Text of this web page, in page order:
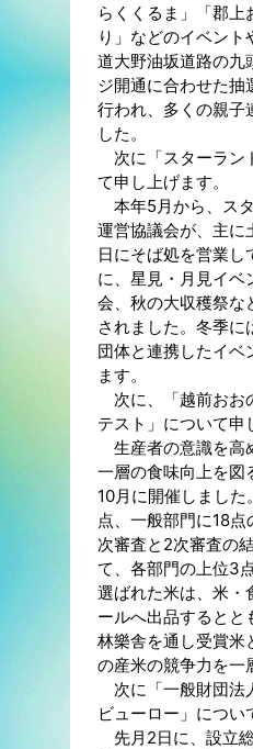
らくくるま」「郡
り」などのイベン
道大野油坂道路の九
ジ開通に合わせた抽
行われ、多くの親子
した。
次に「スターラン
て申し上げます。
本年5月から、ス
運営協議会が、主に
日にそば処を営業
に、星見・月見イベ
会、秋の大収穫祭な
されました。冬季
団体と連携したイベ
ます。
次に、「越前おお
テスト」について申
生産者の意識を高
一層の食味向上を図
10月に開催しまし
点、一般部門に18点
次審査と2次審査の
て、各部門の上位3
選ばれた米は、米・
ールへ出品するとと
林樂舎を通し受賞米
の産米の競争力を一
次に「一般財団
ビューロー」につい
先月2日に、設立